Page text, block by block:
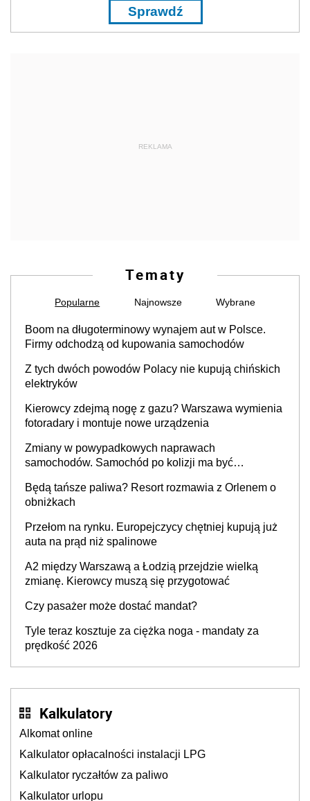
Sprawdź
REKLAMA
Tematy
Popularne Najnowsze Wybrane
Boom na długoterminowy wynajem aut w Polsce.
Firmy odchodzą od kupowania samochodów
Z tych dwóch powodów Polacy nie kupują chińskich
elektryków
Kierowcy zdejmą nogę z gazu? Warszawa wymienia
fotoradary i montuje nowe urządzenia
Zmiany w powypadkowych naprawach
samochodów. Samochód po kolizji ma być
producenta
Będą tańsze paliwa? Resort rozmawia z Orlenem o
obniżkach
Przełom na rynku. Europejczycy chętniej kupują już
auta na prąd niż spalinowe
A2 między Warszawą a Łodzią przejdzie wielką
zmianę. Kierowcy muszą się przygotować
Czy pasażer może dostać mandat?
Tyle teraz kosztuje za ciężka noga - mandaty za
prędkość 2026
Kalkulatory
Alkomat online
Kalkulator opłacalności instalacji LPG
Kalkulator ryczałtów za paliwo
Kalkulator urlopu